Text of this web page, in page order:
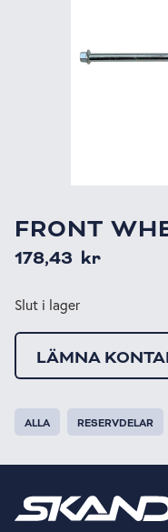
FRONT
178,43 kr
Slut i lager
LÄMNA
ALLA RESERVDELAR